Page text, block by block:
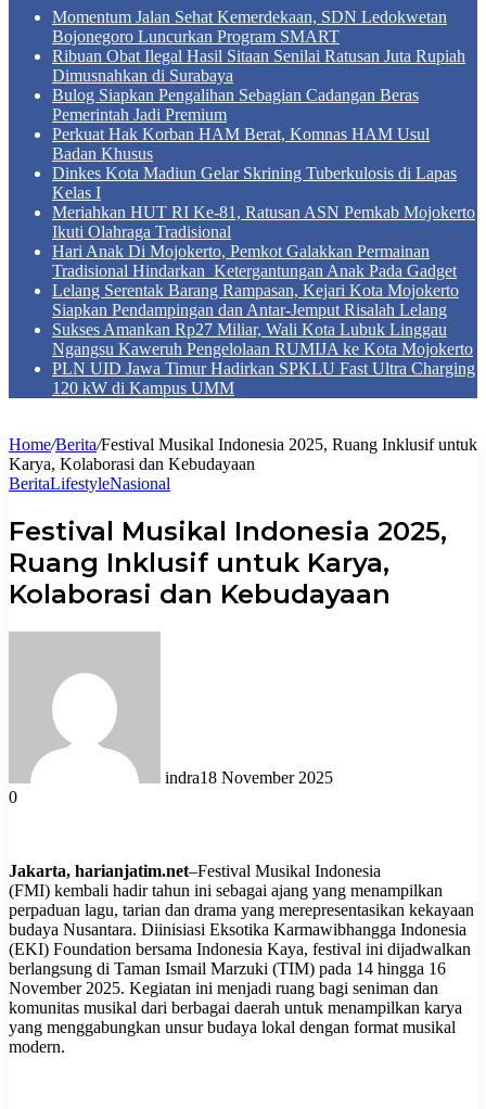
Momentum Jalan Sehat Kemerdekaan, SDN Ledokwetan
Bojonegoro Luncurkan Program SMART
Ribuan Obat Ilegal Hasil Sitaan Senilai Ratusan Juta Rupiah
Dimusnahkan di Surabaya
Bulog Siapkan Pengalihan Sebagian Cadangan Beras
Pemerintah Jadi Premium
Perkuat Hak Korban HAM Berat, Komnas HAM Usul
Badan Khusus
Dinkes Kota Madiun Gelar Skrining Tuberkulosis di Lapas
Kelas I
Meriahkan HUT RI Ke-81, Ratusan ASN Pemkab Mojokerto
Ikuti Olahraga Tradisional
Hari Anak Di Mojokerto, Pemkot Galakkan Permainan
Tradisional Hindarkan Ketergantungan Anak Pada Gadget
Lelang Serentak Barang Rampasan, Kejari Kota Mojokerto
Siapkan Pendampingan dan Antar-Jemput Risalah Lelang
Sukses Amankan Rp27 Miliar, Wali Kota Lubuk Linggau
Ngangsu Kaweruh Pengelolaan RUMIJA ke Kota Mojokerto
PLN UID Jawa Timur Hadirkan SPKLU Fast Ultra Charging
120 kW di Kampus UMM
Home/Berita/Festival Musikal Indonesia 2025, Ruang Inklusif untuk
Karya, Kolaborasi dan Kebudayaan
BeritaLifestyleNasional
Festival Musikal Indonesia 2025,
Ruang Inklusif untuk Karya,
Kolaborasi dan Kebudayaan
indra18 November 2025
0
Jakarta, harianjatim.net–Festival Musikal Indonesia
(FMI) kembali hadir tahun ini sebagai ajang yang menampilkan
perpaduan lagu, tarian dan drama yang merepresentasikan kekayaan
budaya Nusantara. Diinisiasi Eksotika Karmawibhangga Indonesia
(EKI) Foundation bersama Indonesia Kaya, festival ini dijadwalkan
berlangsung di Taman Ismail Marzuki (TIM) pada 14 hingga 16
November 2025. Kegiatan ini menjadi ruang bagi seniman dan
komunitas musikal dari berbagai daerah untuk menampilkan karya
yang menggabungkan unsur budaya lokal dengan format musikal
modern.